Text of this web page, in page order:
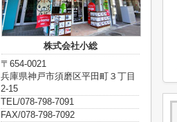
株式会社小総
〒654-0021
兵庫県神戸市須磨区平田町３丁目
2-15
TEL/078-798-7091
FAX/078-798-7092